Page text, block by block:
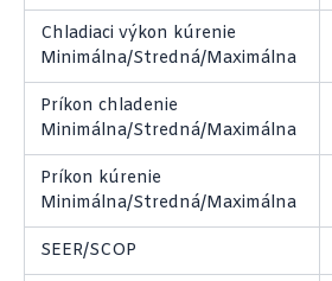
Chladiaci výkon kúrenie
Minimálna/Stredná/Maximálna
Príkon chladenie
Minimálna/Stredná/Maximálna
Príkon kúrenie
Minimálna/Stredná/Maximálna
SEER/SCOP